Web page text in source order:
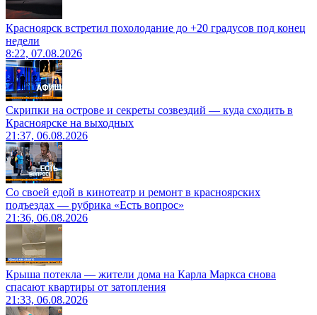
Красноярск встретил похолодание до +20 градусов под конец
недели
8:22, 07.08.2026
Скрипки на острове и секреты созвездий — куда сходить в
Красноярске на выходных
21:37, 06.08.2026
Со своей едой в кинотеатр и ремонт в красноярских
подъездах — рубрика «Есть вопрос»
21:36, 06.08.2026
Крыша потекла — жители дома на Карла Маркса снова
спасают квартиры от затопления
21:33, 06.08.2026